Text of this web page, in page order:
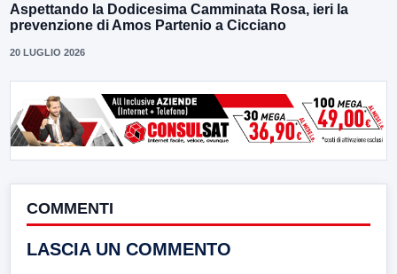
Aspettando la Dodicesima Camminata Rosa, ieri la
prevenzione di Amos Partenio a Cicciano
20 LUGLIO 2026
COMMENTI
LASCIA UN COMMENTO